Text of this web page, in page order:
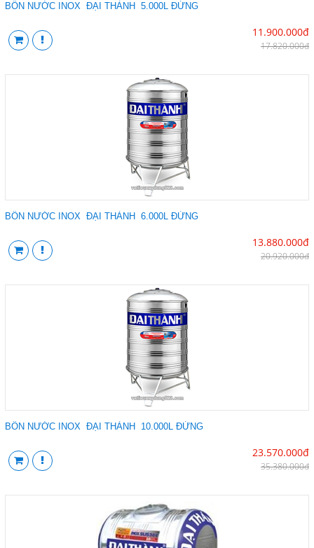
BỒN NƯỚC INOX ĐẠI THÀNH 5.000L ĐỨNG
11.900.000đ
17.820.000đ
BỒN NƯỚC INOX ĐẠI THÀNH 6.000L ĐỨNG
13.880.000đ
20.920.000đ
BỒN NƯỚC INOX ĐẠI THÀNH 10.000L ĐỨNG
23.570.000đ
35.380.000đ